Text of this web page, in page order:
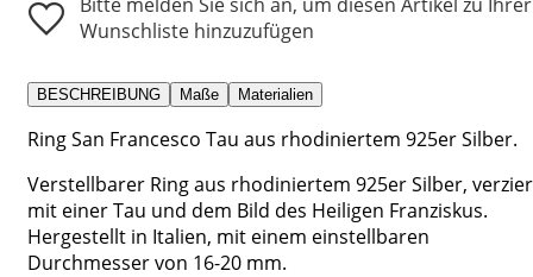
Wunschliste hinzuzufügen
BESCHREIBUNG Maße Materialien
Ring San Francesco Tau aus rhodiniertem 925er Silber.
Verstellbarer Ring aus rhodiniertem 925er Silber,
mit einer Tau und dem Bild des Heiligen Franziskus.
Hergestellt in Italien, mit einem einstellbaren
Durchmesser von 16-20 mm.